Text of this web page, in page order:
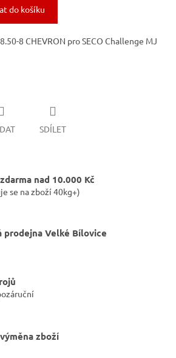
do košíku
8 CHEVRON pro SECO Challenge MJ
SDÍLET
nad 10.000 Kč
se na zboží 40kg+)
prodejna Velké Bílovice
zboží